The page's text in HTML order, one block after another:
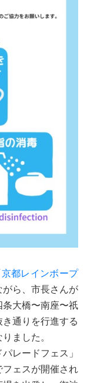
京都レインボープ
がら、市長さんが
大橋〜南座〜祇
通りを行進する
ました。
レードフェス」
フェスが開催され